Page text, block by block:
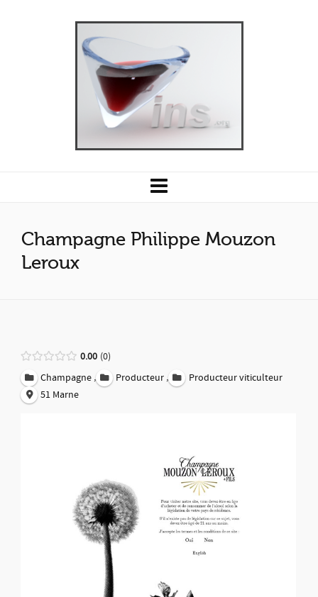
Champagne Philippe Mouzon
Leroux
0.00 0
Champagne , Producteur ,
Producteur viticulteur
51 Marne